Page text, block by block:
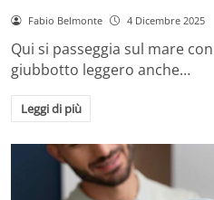
Fabio Belmonte 4 Dicembre 2025
Qui si passeggia sul mare
giubbotto leggero anche…
Leggi di più